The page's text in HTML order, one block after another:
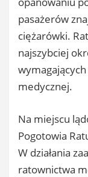
pasażerów
ciężarówki.
najszybciej
medycznej.
Na miejscu
Pogotowia
W działania
ratownictwa